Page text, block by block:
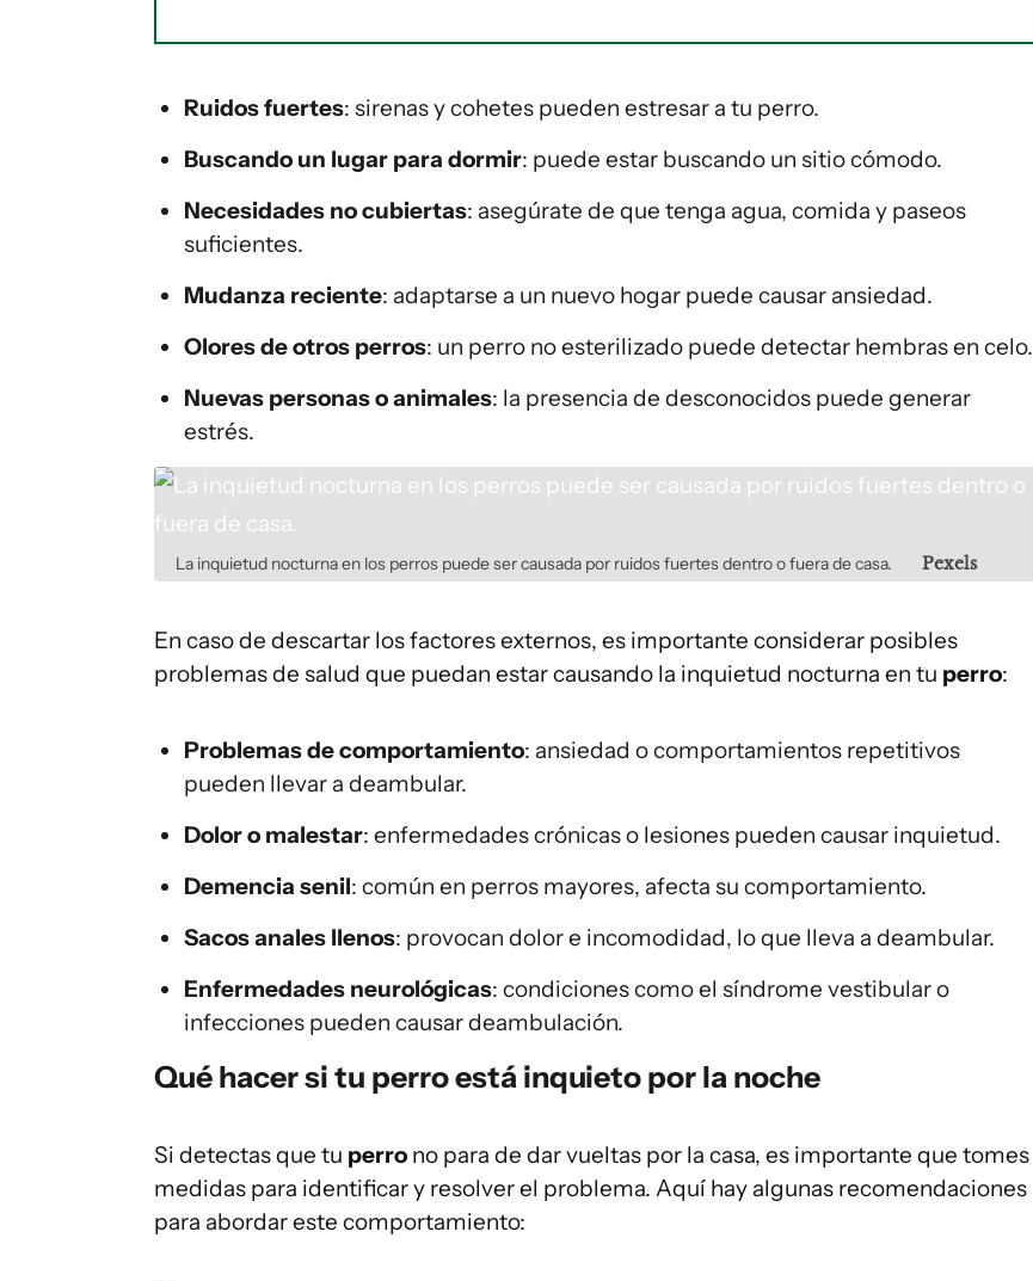
Ruidos fuertes: sirenas y cohetes pueden estresar a tu perro.
Buscando un lugar para dormir: puede estar buscando un sitio cómodo.
Necesidades no cubiertas: asegúrate de que tenga agua, comida y paseos
suficientes.
Mudanza reciente: adaptarse a un nuevo hogar puede causar ansiedad.
Olores de otros perros: un perro no esterilizado puede detectar hembras en celo.
Nuevas personas o animales: la presencia de desconocidos puede generar
estrés.
La inquietud nocturna en los perros puede ser causada por ruidos fuertes dentro o fuera de casa. Pexels
En caso de descartar los factores externos, es importante considerar posibles
problemas de salud que puedan estar causando la inquietud nocturna en tu perro:
Problemas de comportamiento: ansiedad o comportamientos repetitivos
pueden llevar a deambular.
Dolor o malestar: enfermedades crónicas o lesiones pueden causar inquietud.
Demencia senil: común en perros mayores, afecta su comportamiento.
Sacos anales llenos: provocan dolor e incomodidad, lo que lleva a deambular.
Enfermedades neurológicas: condiciones como el síndrome vestibular o
infecciones pueden causar deambulación.
Qué hacer si tu perro está inquieto por la noche
Si detectas que tu perro no para de dar vueltas por la casa, es importante que tomes
medidas para identificar y resolver el problema. Aquí hay algunas recomendaciones
para abordar este comportamiento: